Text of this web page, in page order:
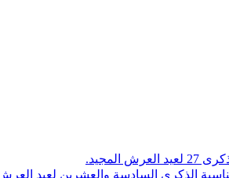
الذكرى السادسة والعشرين لعيد